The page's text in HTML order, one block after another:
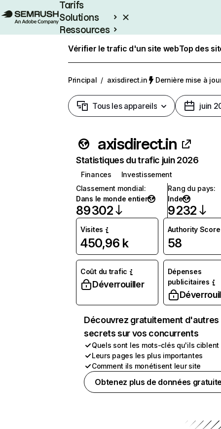
Tarifs
Solutions
Ressources
Vérifier le trafic d'un site webTop des
Principal / axisdirect.in Dernière mise à
Tous les appareils juin
axisdirect.in
Statistiques du trafic juin 2026
Finances
Investissement
Classement mondial:
Dans le monde entier
89 302
Rang du pays:
Inde
9 232
Visites
450,96 k
Authority Score
58
Coût du trafic
Déverrouiller
Dépenses
publicitaires
Découvrez gratuitement d'autres
secrets sur vos concurrents
Quels sont les mots-clés qu'ils ciblent
Leurs pages les plus importantes
Comment ils monétisent leur site
Obtenez plus de données